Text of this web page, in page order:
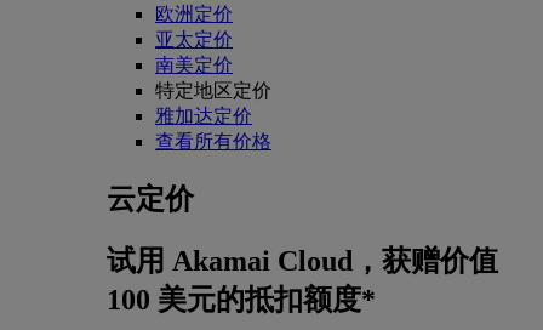
欧洲定价
亚太定价
南美定价
特定地区定价
雅加达定价
查看所有价格
云定价
试用 Akamai Cloud，获赠价值
100 美元的抵扣额度*